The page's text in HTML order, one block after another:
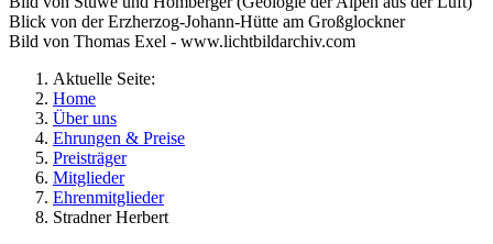
Blick von der Erzherzog-Johann-Hütte am Großglockner
Bild von Thomas Exel - www.lichtbildarchiv.com
Aktuelle Seite:
Home
Über uns
Ehrungen & Preise
Preisträger
Mitglieder
Ehrenmitglieder
Stradner Herbert